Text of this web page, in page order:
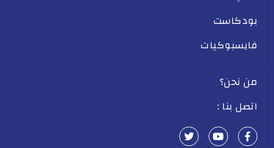
بودكاست
فايسبوكيات
من نحن؟
اتصل بنا :